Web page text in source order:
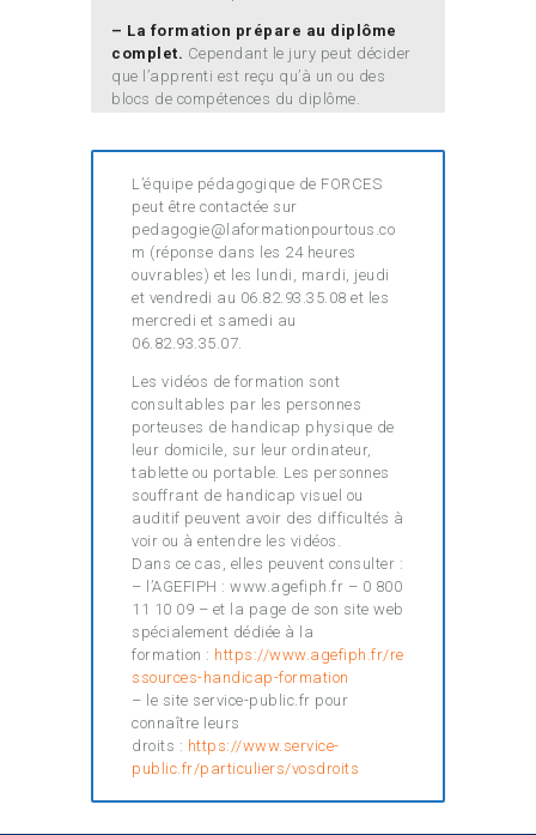
– La formation prépare au diplôme
complet. Cependant le jury peut décider
que l’apprenti est reçu qu’à un ou des
blocs de compétences du diplôme.
L’équipe pédagogique de FORCES
peut être contactée sur
pedagogie@laformationpourtous.co
m (réponse dans les 24 heures
ouvrables) et les lundi, mardi, jeudi
et vendredi au 06.82.93.35.08 et les
mercredi et samedi au
06.82.93.35.07.
Les vidéos de formation sont
consultables par les personnes
porteuses de handicap physique de
leur domicile, sur leur ordinateur,
tablette ou portable. Les personnes
souffrant de handicap visuel ou
auditif peuvent avoir des difficultés à
voir ou à entendre les vidéos.
Dans ce cas, elles peuvent consulter :
– l’AGEFIPH : www.agefiph.fr – 0 800
11 10 09 – et la page de son site web
spécialement dédiée à la
formation : https://www.agefiph.fr/re
ssources-handicap-formation
– le site service-public.fr pour
connaître leurs
droits : https://www.service-
public.fr/particuliers/vosdroits